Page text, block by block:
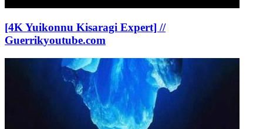
[4K Yuikonnu Kisaragi Expert] //
Guerrikyoutube.com